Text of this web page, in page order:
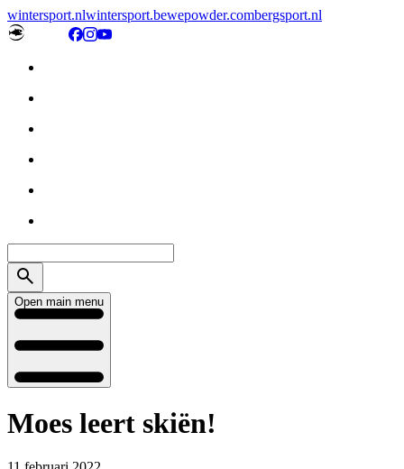
wintersport.nlwintersport.bewepowder.combergsport.nl
Open main menu
Moes leert skiën!